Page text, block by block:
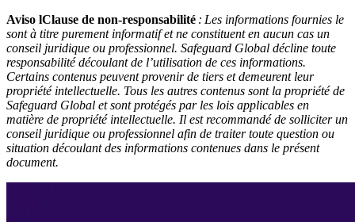
Aviso lClause de non-responsabilité : Les informations fournies le
sont à titre purement informatif et ne constituent en aucun cas un
conseil juridique ou professionnel. Safeguard Global décline toute
responsabilité découlant de l’utilisation de ces informations.
Certains contenus peuvent provenir de tiers et demeurent leur
propriété intellectuelle. Tous les autres contenus sont la propriété de
Safeguard Global et sont protégés par les lois applicables en
matière de propriété intellectuelle. Il est recommandé de solliciter un
conseil juridique ou professionnel afin de traiter toute question ou
situation découlant des informations contenues dans le présent
document.